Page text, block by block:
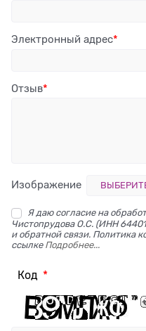
Электронный адрес
Отзыв
Изображение
Я даю согласие на
Чистопрудова О.С. (ИНН
и обратной связи. Политика
ссылке Подробнее...
Код